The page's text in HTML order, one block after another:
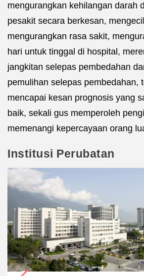
mengurangkan kehilangan darah
pesakit secara berkesan,
mengurangkan rasa sakit,
hari untuk tinggal di hospital,
jangkitan selepas pembedahan
pemulihan selepas pembedahan,
mencapai kesan prognosis yang
baik, sekali gus memperoleh
memenangi kepercayaan orang
Institusi Perubatan